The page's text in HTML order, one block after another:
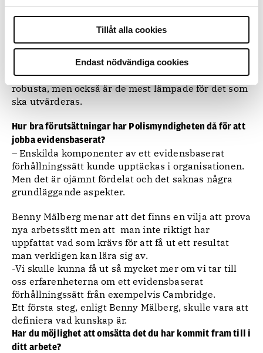
Tillåt alla cookies
Endast nödvändiga cookies
Benny Mälberg har för sin uppsats både genomfört
intervjuer, en enkät och gått igenom
strategidokument som finns i Polismyndigheten.
– En annan komponent är att man som
polismyndighet väljer utvärderingsmetoder som är
robusta, men också är de mest lämpade för det som
ska utvärderas.
Hur bra förutsättningar har Polismyndigheten då för att
jobba evidensbaserat?
– Enskilda komponenter av ett evidensbaserat
förhållningssätt kunde upptäckas i organisationen.
Men det är ojämnt fördelat och det saknas några
grundläggande aspekter.
Benny Mälberg menar att det finns en vilja att prova
nya arbetssätt men att man inte riktigt har
uppfattat vad som krävs för att få ut ett resultat
man verkligen kan lära sig av.
-Vi skulle kunna få ut så mycket mer om vi tar till
oss erfarenheterna om ett evidensbaserat
förhållningssätt från exempelvis Cambridge.
Ett första steg, enligt Benny Mälberg, skulle vara att
definiera vad kunskap är.
Har du möjlighet att omsätta det du har kommit fram till i
ditt arbete?